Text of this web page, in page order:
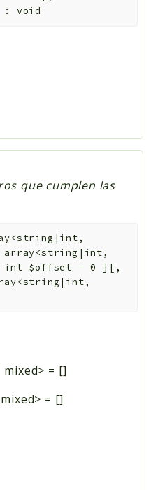
: void
que cumplen las
array<string|int,
int $offset =0 ] [ ,
= []
= []